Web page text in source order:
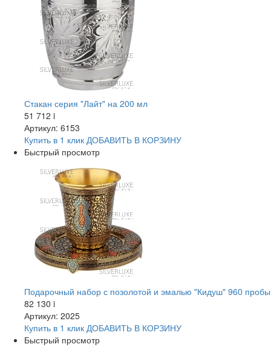
Стакан серия "Лайт" на 200 мл
51 712 i
Артикул: 6153
Купить в 1 клик ДОБАВИТЬ В КОРЗИНУ
Быстрый просмотр
Подарочный набор с позолотой и эмалью "Кидуш" 960 пробы
82 130 i
Артикул: 2025
Купить в 1 клик ДОБАВИТЬ В КОРЗИНУ
Быстрый просмотр